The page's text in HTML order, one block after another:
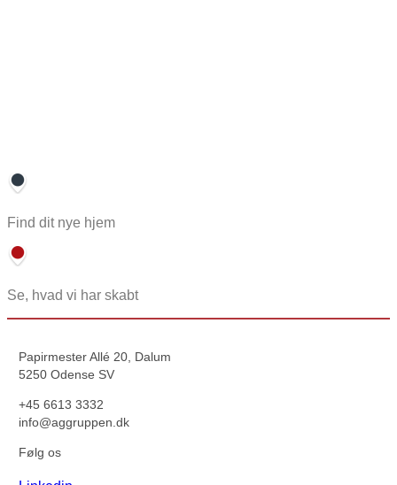
Find dit nye hjem
Se, hvad vi har skabt
Papirmester Allé 20, Dalum
5250 Odense SV
+45 6613 3332
info@aggruppen.dk
Følg os